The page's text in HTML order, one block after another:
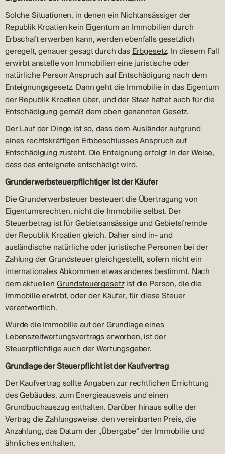
Solche Situationen, in denen ein Nichtansässiger der
Republik Kroatien kein Eigentum an Immobilien durch
Erbschaft erwerben kann, werden ebenfalls gesetzlich
geregelt, genauer gesagt durch dasErbgesetz. In diesem Fall
erwirbt anstelle von Immobilien eine juristische oder
natürliche Person Anspruch auf Entschädigung nach dem
Enteignungsgesetz. Dann geht die Immobilie in das Eigentum
der Republik Kroatien über, und der Staat haftet auch für die
Entschädigung gemäß dem oben genannten Gesetz.
Der Lauf der Dinge ist so, dass dem Ausländer aufgrund
eines rechtskräftigen Erbbeschlusses Anspruch auf
Entschädigung zusteht. Die Enteignung erfolgt in der Weise,
dass das enteignete entschädigt wird.
Grunderwerbsteuerpflichtiger ist der Käufer
Die Grunderwerbsteuer besteuert die Übertragung von
Eigentumsrechten, nicht die Immobilie selbst. Der
Steuerbetrag ist für Gebietsansässige und Gebietsfremde
der Republik Kroatien gleich. Daher sind in- und
ausländische natürliche oder juristische Personen bei der
Zahlung der Grundsteuer gleichgestellt, sofern nicht ein
internationales Abkommen etwas anderes bestimmt. Nach
dem aktuellen Grundsteuergesetzist die Person, die die
Immobilie erwirbt, oder der Käufer, für diese Steuer
verantwortlich.
Wurde die Immobilie auf der Grundlage eines
Lebenszeitwartungsvertrags erworben, ist der
Steuerpflichtige auch der Wartungsgeber.
Grundlage der Steuerpflicht ist der Kaufvertrag
Der Kaufvertrag sollte Angaben zur rechtlichen Errichtung
des Gebäudes, zum Energieausweis und einen
Grundbuchauszug enthalten. Darüber hinaus sollte der
Vertrag die Zahlungsweise, den vereinbarten Preis, die
Anzahlung, das Datum der „Übergabe“ der Immobilie und
ähnliches enthalten.